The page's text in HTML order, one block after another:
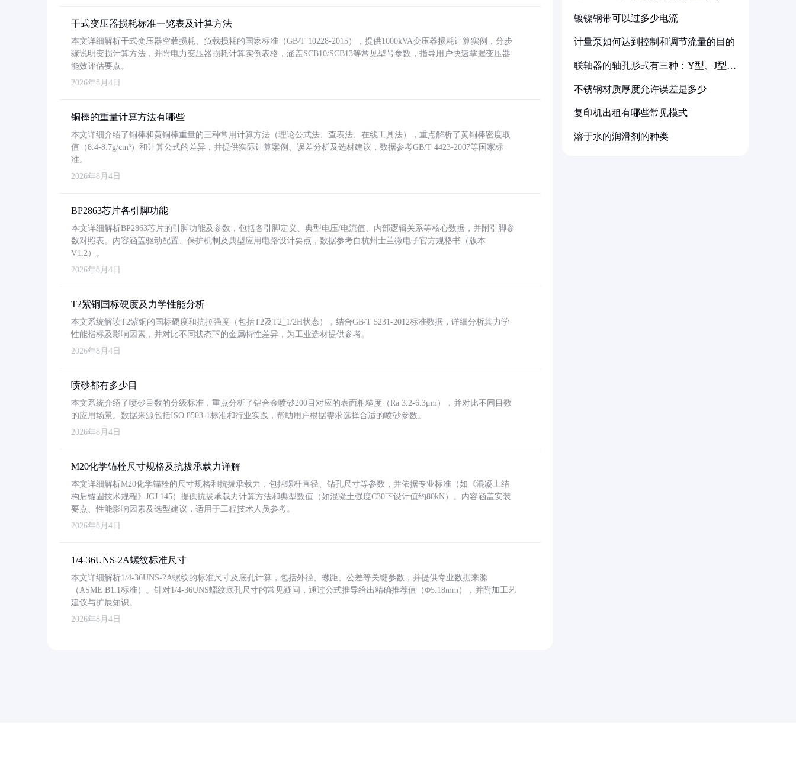
干式变压器损耗标准一览表及计算方法
本文详细解析干式变压器空载损耗、负载损耗的国家标准（GB/T 10228-2015），提供1000kVA变压器损耗计算实例，分步
骤说明变损计算方法，并附电力变压器损耗计算实例表格，涵盖SCB10/SCB13等常见型号参数，指导用户快速掌握变压器
能效评估要点。
2026年8月4日
铜棒的重量计算方法有哪些
本文详细介绍了铜棒和黄铜棒重量的三种常用计算方法（理论公式法、查表法、在线工具法），重点解析了黄铜棒密度取
值（8.4-8.7g/cm³）和计算公式的差异，并提供实际计算案例、误差分析及选材建议，数据参考GB/T 4423-2007等国家标
准。
2026年8月4日
BP2863芯片各引脚功能
本文详细解析BP2863芯片的引脚功能及参数，包括各引脚定义、典型电压/电流值、内部逻辑关系等核心数据，并附引脚参
数对照表。内容涵盖驱动配置、保护机制及典型应用电路设计要点，数据参考自杭州士兰微电子官方规格书（版本
V1.2）。
2026年8月4日
T2紫铜国标硬度及力学性能分析
本文系统解读T2紫铜的国标硬度和抗拉强度（包括T2及T2_1/2H状态），结合GB/T 5231-2012标准数据，详细分析其力学
性能指标及影响因素，并对比不同状态下的金属特性差异，为工业选材提供参考。
2026年8月4日
喷砂都有多少目
本文系统介绍了喷砂目数的分级标准，重点分析了铝合金喷砂200目对应的表面粗糙度（Ra 3.2-6.3μm），并对比不同目数
的应用场景。数据来源包括ISO 8503-1标准和行业实践，帮助用户根据需求选择合适的喷砂参数。
2026年8月4日
M20化学锚栓尺寸规格及抗拔承载力详解
本文详细解析M20化学锚栓的尺寸规格和抗拔承载力，包括螺杆直径、钻孔尺寸等参数，并依据专业标准（如《混凝土结
构后锚固技术规程》JGJ 145）提供抗拔承载力计算方法和典型数值（如混凝土强度C30下设计值约80kN）。内容涵盖安装
要点、性能影响因素及选型建议，适用于工程技术人员参考。
2026年8月4日
1/4-36UNS-2A螺纹标准尺寸
本文详细解析1/4-36UNS-2A螺纹的标准尺寸及底孔计算，包括外径、螺距、公差等关键参数，并提供专业数据来源
（ASME B1.1标准）。针对1/4-36UNS螺纹底孔尺寸的常见疑问，通过公式推导给出精确推荐值（Φ5.18mm），并附加工艺
建议与扩展知识。
2026年8月4日
镀镍钢带可以过多少电流
计量泵如何达到控制和调节流量的目的
联轴器的轴孔形式有三种：Y型、J型、
不锈钢材质厚度允许误差是多少
复印机出租有哪些常见模式
溶于水的润滑剂的种类